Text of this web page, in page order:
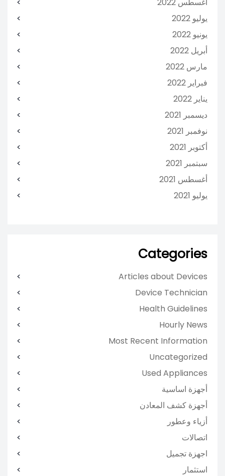
يوليو 2022
يونيو 2022
أبريل 2022
مارس 2022
فبراير 2022
يناير 2022
ديسمبر 2021
نوفمبر 2021
أكتوبر 2021
سبتمبر 2021
أغسطس 2021
يوليو 2021
Categories
Articles about Devices
Device Technician
Health Guidelines
Hourly News
Most Recent Information
Uncategorized
Used Appliances
أجهزة اساسية
أجهزة كشف المعادن
أزياء وعطور
اتصالات
اجهزة تجميل
استثمار